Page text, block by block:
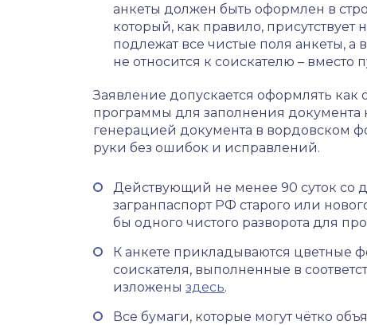
анкеты должен быть оформлен в
который, как правило,
подлежат все чистые поля анкеты,
не относится к соискателю – вместо
Заявление допускается оформлять
программы для заполнения документа
генерацией документа в вордовском
руки без ошибок и исправлений.
Действующий не менее 90 суток со
загранпаспорт РФ старого или
бы одного чистого разворота для
К анкете прикладываются цветные
соискателя, выполненные в
изложены здесь.
Все бумаги, которые могут чётко